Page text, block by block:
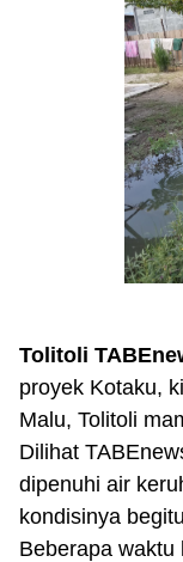
Tolitoli
proyek Kotaku,
Malu, Tolitoli
Dilihat
dipenuhi air
kondisinya
Beberapa waktu